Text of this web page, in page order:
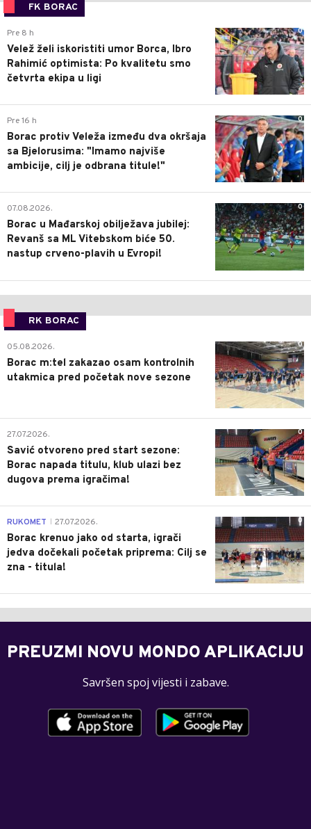
FK BORAC
0
Pre 8 h
Velež želi iskoristiti umor Borca, Ibro
Rahimić optimista: Po kvalitetu smo
četvrta ekipa u ligi
0
Pre 16 h
Borac protiv Veleža između dva okršaja
sa Bjelorusima: "Imamo najviše
ambicije, cilj je odbrana titule!"
0
07.08.2026.
Borac u Mađarskoj obilježava jubilej:
Revanš sa ML Vitebskom biće 50.
nastup crveno-plavih u Evropi!
RK BORAC
0
05.08.2026.
Borac m:tel zakazao osam kontrolnih
utakmica pred početak nove sezone
0
27.07.2026.
Savić otvoreno pred start sezone:
Borac napada titulu, klub ulazi bez
dugova prema igračima!
0
RUKOMET 27.07.2026.
Borac krenuo jako od starta, igrači
jedva dočekali početak priprema: Cilj se
zna - titula!
PREUZMI NOVU MONDO APLIKACIJU
Savršen spoj vijesti i zabave.